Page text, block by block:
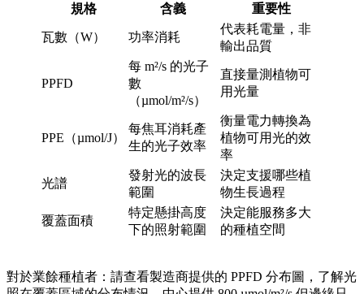
規格 含義 重要性
瓦數（W） 功率消耗
代表耗電量，非
輸出品質
PPFD
每 m²/s 的光子
數
（µmol/m²/s）
直接量測植物可
用光量
PPE（µmol/J）
每焦耳消耗產
生的光子效率
衡量電力轉換為
植物可用光的效
率
光譜
發射光的波長
範圍
決定支援哪些植
物生長過程
覆蓋面積
特定懸掛高度
下的照射範圍
決定能服務多大
的種植空間
對於業餘種植者：請查看製造商提供的 PPFD 分布圖，了解光